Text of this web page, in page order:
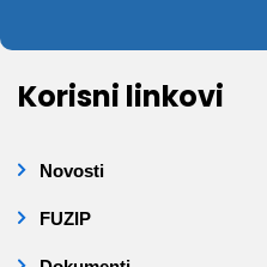
Korisni linkovi
Novosti
FUZIP